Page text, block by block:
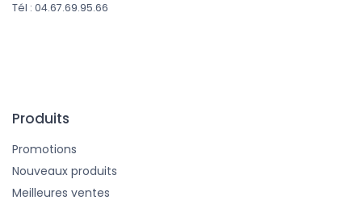
Tél : 04.67.69.95.66
Produits
Promotions
Nouveaux produits
Meilleures ventes